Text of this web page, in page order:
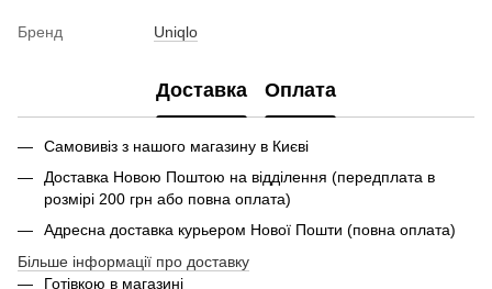
Бренд Uniqlo
Доставка Оплата
Самовивіз з нашого магазину в Києві
Доставка Новою Поштою на відділення (передплата в
розмірі 200 грн або повна оплата)
Адресна доставка курьером Нової Пошти (повна оплата)
Більше інформації про доставку
Готівкою в магазині